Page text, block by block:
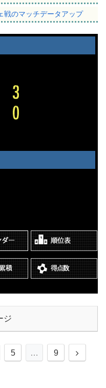
戦のマッチデータアップ
ジ
5 … 9